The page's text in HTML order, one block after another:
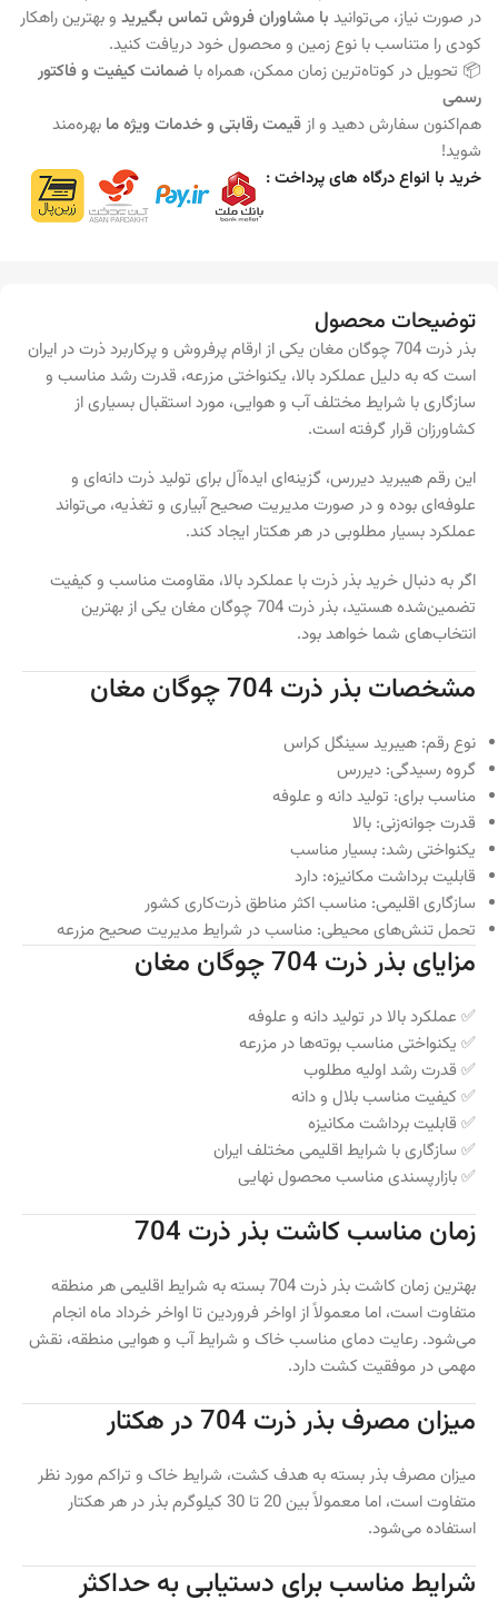
در صورت نیاز، می‌توانید با مشاوران فروش تماس بگیرید و بهترین راهکار
کودی را متناسب با نوع زمین و محصول خود دریافت کنید.
📦 تحویل در کوتاه‌ترین زمان ممکن، همراه با ضمانت کیفیت و فاکتور
رسمی
هم‌اکنون سفارش دهید و ازقیمت رقابتی و خدمات ویژه ما بهره‌مند
شوید!
خرید با انواع درگاه های پرداخت :
توضیحات محصول
بذر ذرت 704 چوگان مغان یکی از ارقام پرفروش و پرکاربرد ذرت در ایران
است که به دلیل عملکرد بالا، یکنواختی مزرعه، قدرت رشد مناسب و
سازگاری با شرایط مختلف آب و هوایی، مورد استقبال بسیاری از
کشاورزان قرار گرفته است.
این رقم هیبرید دیررس، گزینه‌ای ایده‌آل برای تولید ذرت دانه‌ای و
علوفه‌ای بوده و در صورت مدیریت صحیح آبیاری و تغذیه، می‌تواند
عملکرد بسیار مطلوبی در هر هکتار ایجاد کند.
اگر به دنبال خرید بذر ذرت با عملکرد بالا، مقاومت مناسب و کیفیت
تضمین‌شده هستید، بذر ذرت 704 چوگان مغان یکی از بهترین
انتخاب‌های شما خواهد بود.
مشخصات بذر ذرت 704 چوگان مغان
نوع رقم: هیبرید سینگل کراس
گروه رسیدگی: دیررس
مناسب برای: تولید دانه و علوفه
قدرت جوانه‌زنی: بالا
یکنواختی رشد: بسیار مناسب
قابلیت برداشت مکانیزه: دارد
سازگاری اقلیمی: مناسب اکثر مناطق ذرت‌کاری کشور
تحمل تنش‌های محیطی: مناسب در شرایط مدیریت صحیح مزرعه
مزایای بذر ذرت 704 چوگان مغان
✅ عملکرد بالا در تولید دانه و علوفه
✅ یکنواختی مناسب بوته‌ها در مزرعه
✅ قدرت رشد اولیه مطلوب
✅ کیفیت مناسب بلال و دانه
✅ قابلیت برداشت مکانیزه
✅ سازگاری با شرایط اقلیمی مختلف ایران
✅ بازارپسندی مناسب محصول نهایی
زمان مناسب کاشت بذر ذرت 704
بهترین زمان کاشت بذر ذرت 704 بسته به شرایط اقلیمی هر منطقه
متفاوت است، اما معمولاً از اواخر فروردین تا اواخر خرداد ماه انجام
می‌شود. رعایت دمای مناسب خاک و شرایط آب و هوایی منطقه، نقش
مهمی در موفقیت کشت دارد.
میزان مصرف بذر ذرت 704 در هکتار
میزان مصرف بذر بسته به هدف کشت، شرایط خاک و تراکم مورد نظر
متفاوت است، اما معمولاً بین 20 تا 30 کیلوگرم بذر در هر هکتار
استفاده می‌شود.
شرایط مناسب برای دستیابی به حداکثر